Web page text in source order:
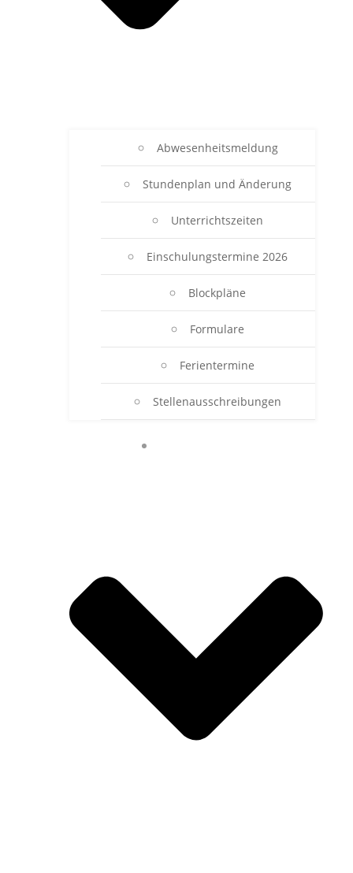
Abwesenheitsmeldung
Stundenplan und Änderung
Unterrichtszeiten
Einschulungstermine 2026
Blockpläne
Formulare
Ferientermine
Stellenausschreibungen